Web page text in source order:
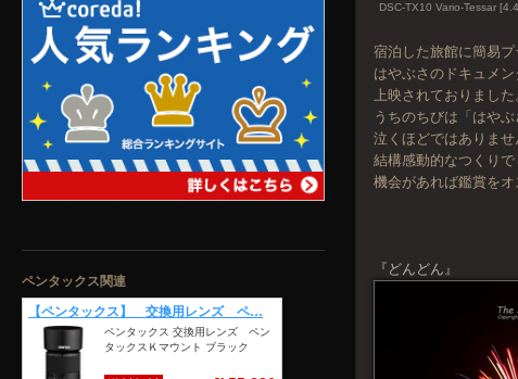
ペンタックス関連
DSC-TX10 Vario-Tessar
宿泊した旅館に簡易プ
はやぶさのドキュメ
上映されておりました
うちのちびは「はや
泣くほどではありませ
結構感動的なつくりで
機会があれば鑑賞をオ
『どんどん』